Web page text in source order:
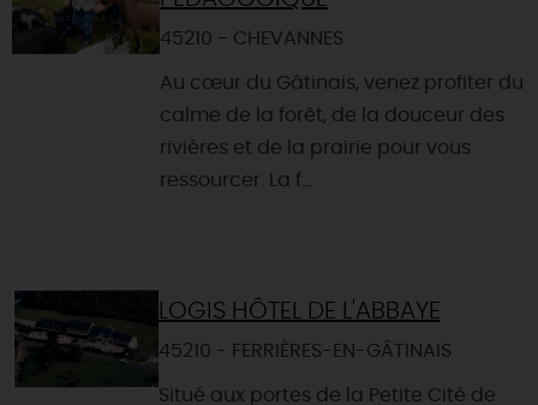
45210 - CHEVANNES
Au cœur du Gâtinais, venez profiter du
calme de la forêt, de la douceur des
rivières et de la prairie pour vous
ressourcer. La f...
LOGIS HÔTEL DE L'ABBAYE
45210 - FERRIÈRES-EN-GÂTINAIS
Situé aux portes de la Petite Cité de